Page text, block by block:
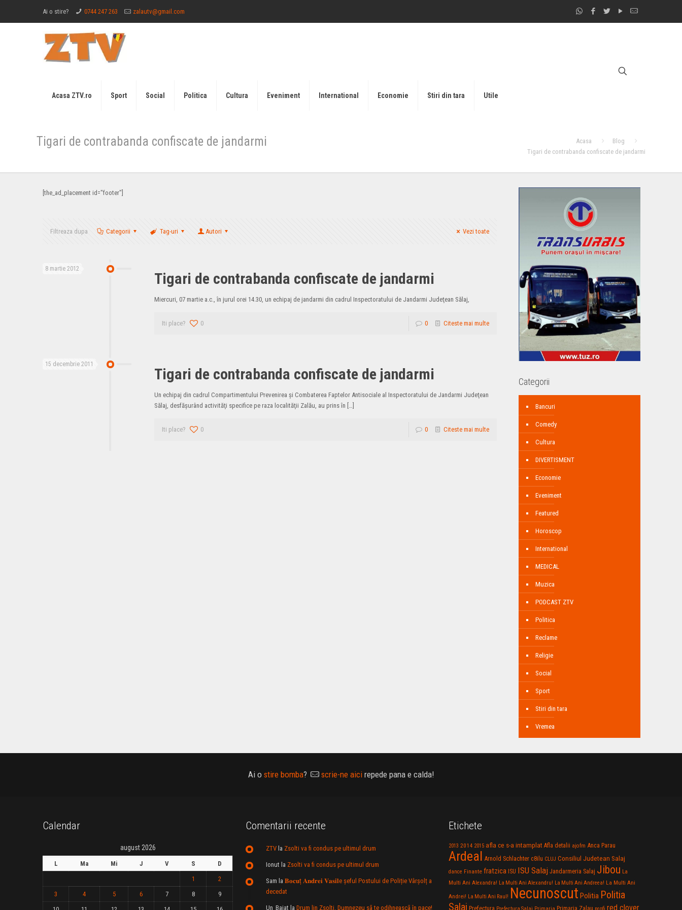
Ai o stire? 0744 247 263 zalautv@gmail.com
Acasa ZTV.ro Sport Social Politica Cultura Eveniment International Economie Stiri din tara Utile
Tigari de contrabanda confiscate de jandarmi Acasa
Blog
Tigari de contrabanda confiscate de jandarmi
[the_ad_placement id="footer"]
Filtreaza dupa Categorii Tag-uri Autori Vezi toate
8 martie 2012
Tigari de contrabanda confiscate de jandarmi
Miercuri, 07 martie a.c., în jurul orei 14.30, un echipaj de jandarmi din cadrul Inspectoratului de Jandarmi Judeţean Sălaj,
Iti place? 0 0 Citeste mai multe
15 decembrie 2011
Tigari de contrabanda confiscate de jandarmi
Un echipaj din cadrul Compartimentului Prevenirea şi Combaterea Faptelor Antisociale al Inspectoratului de Jandarmi Judeţean
Sălaj, desfăşurând activităţi specifice pe raza localităţii Zalău, au prins în […]
Iti place? 0 0 Citeste mai multe
Categorii
Bancuri
Comedy
Cultura
DIVERTISMENT
Economie
Eveniment
Featured
Horoscop
International
MEDICAL
Muzica
PODCAST ZTV
Politica
Reclame
Religie
Social
Sport
Stiri din tara
Vremea
Ai o stire bomba? scrie-ne aicirepede pana e calda!
Calendar
august 2026
L Ma Mi J V S
D
1
2
3
4 5 6 7 8
9
Comentarii recente
ZTVla Zsolti va fi condus pe ultimul drum
Ionut la Zsolti va fi condus pe ultimul drum
Sam la 𝐁𝐨𝐜𝐮ț 𝐀𝐧𝐝𝐫𝐞𝐢 𝐕𝐚𝐬𝐢𝐥e şeful Postului de Poliție Vârșolț a
decedat
Un_Baiat la Drum lin Zsolti. Dumnezeu sã te odihneascã în pace!
Etichete
2013 2014 2015 afla ce s-a intamplat Afla detalii ajofm Anca Parau
Ardeal Arnold Schlachter c8ilu CLUJ Consiliul Judetean Salaj
dance Finante fratzica ISU ISU Salaj Jandarmeria Salaj Jibou La
Multi Ani Alexandra! La Multi Ani Alexandru! La Multi Ani Andreea! La Multi Ani
Andrei! La Multi Ani Raul! Necunoscut Politia Politia
Salaj Prefectura Primaria Zalau profi red clover